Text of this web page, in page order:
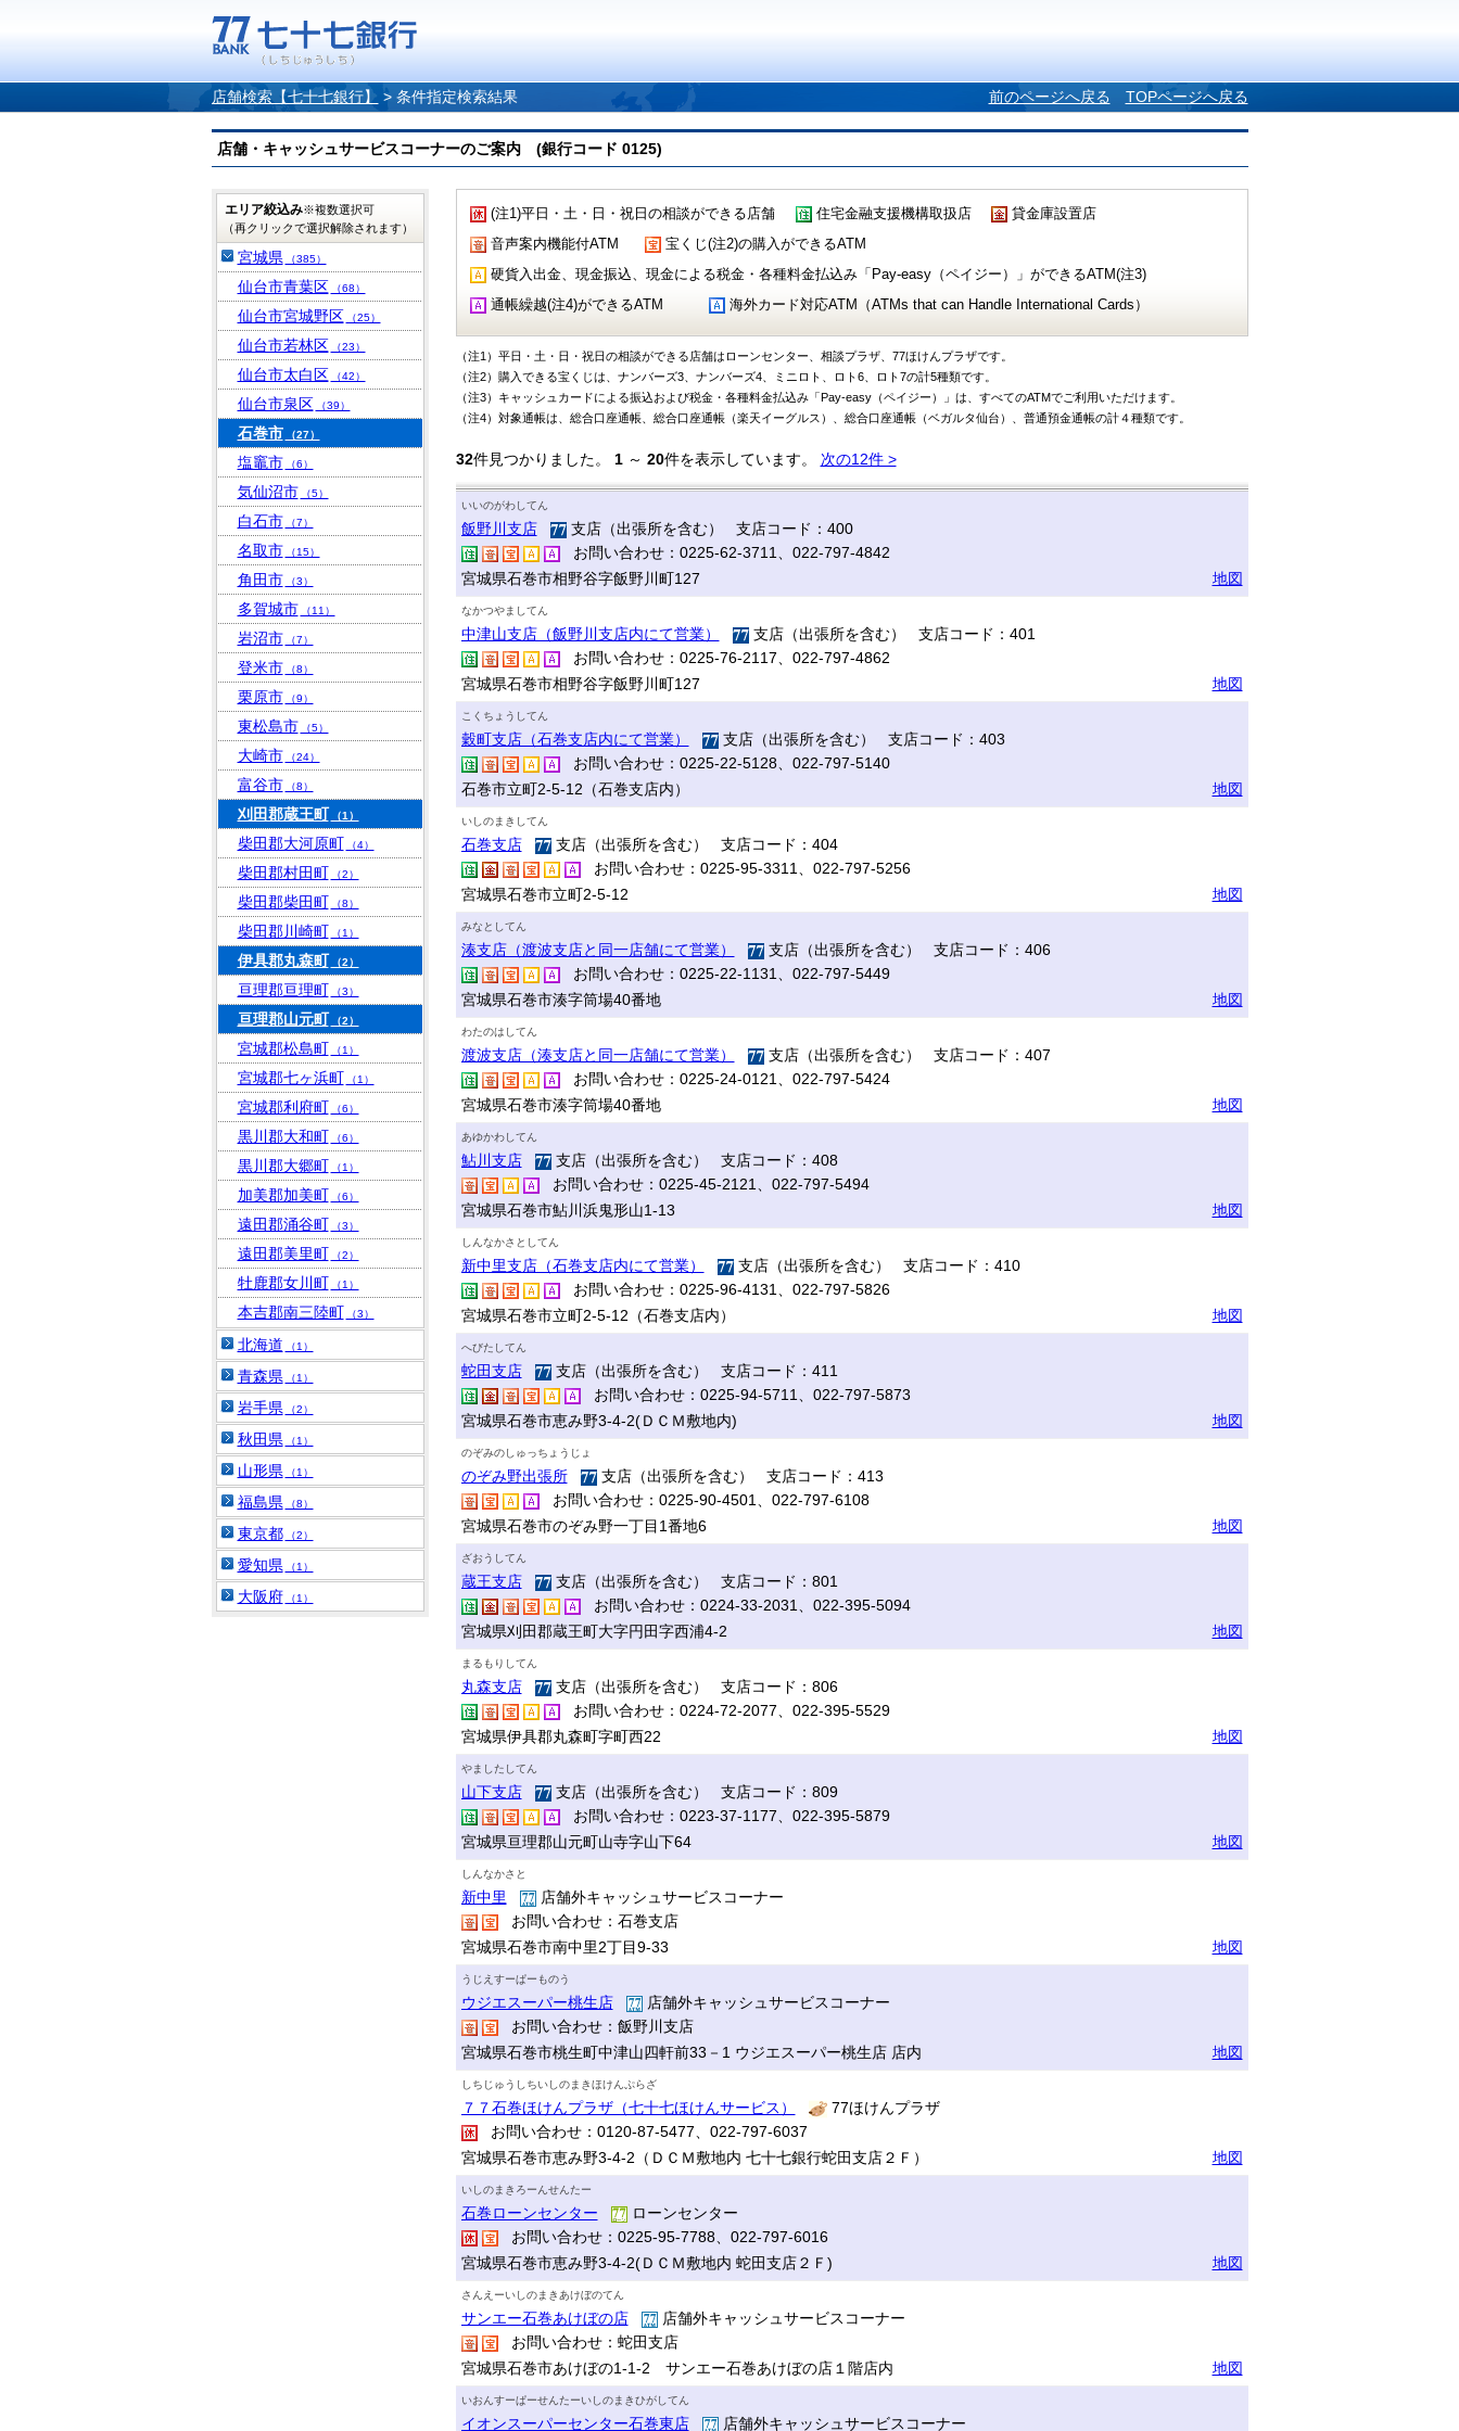
店舗検索【七十七銀行】 > 条件指定検索結果 前のページへ戻る TOPページへ戻る
店舗・キャッシュサービスコーナーのご案内 (銀行コード 0125)
(注1)平日・土・日・祝日の相談ができる店舗 住宅金融支援機構取扱店
貸金庫設置店
音声案内機能付ATM
宝くじ(注2)の購入ができるATM
硬貨入出金、現金振込、現金による税金・各種料金払込み「Pay-easy（ペイジー）」ができるATM(注3)
通帳繰越(注4)ができるATM
海外カード対応ATM（ATMs that can Handle International Cards）
（注1）平日・土・日・祝日の相談ができる店舗はローンセンター、相談プラザ、77ほけんプラザです。
（注2）購入できる宝くじは、ナンバーズ3、ナンバーズ4、ミニロト、ロト6、ロト7の計5種類です。
（注3）キャッシュカードによる振込および税金・各種料金払込み「Pay-easy（ペイジー）」は、すべてのATMでご利用いただけます。
（注4）対象通帳は、総合口座通帳、総合口座通帳（楽天イーグルス）、総合口座通帳（ベガルタ仙台）、普通預金通帳の計４種類です。
32件見つかりました。 1～ 20件を表示しています。 次の12件 >
いいのがわしてん
飯野川支店
支店（出張所を含む） 支店コード：400
お問い合わせ：0225-62-3711、022-797-4842
宮城県石巻市相野谷字飯野川町127
地図
なかつやましてん
中津山支店（飯野川支店内にて営業）
支店（出張所を含む） 支店コード：401
お問い合わせ：0225-76-2117、022-797-4862
宮城県石巻市相野谷字飯野川町127
地図
こくちょうしてん
穀町支店（石巻支店内にて営業）
支店（出張所を含む） 支店コード：403
お問い合わせ：0225-22-5128、022-797-5140
石巻市立町2-5-12（石巻支店内）
地図
いしのまきしてん
石巻支店
支店（出張所を含む） 支店コード：404
お問い合わせ：0225-95-3311、022-797-5256
宮城県石巻市立町2-5-12
地図
みなとしてん
湊支店（渡波支店と同一店舗にて営業）
支店（出張所を含む） 支店コード：406
お問い合わせ：0225-22-1131、022-797-5449
宮城県石巻市湊字筒場40番地
地図
わたのはしてん
渡波支店（湊支店と同一店舗にて営業）
支店（出張所を含む） 支店コード：407
お問い合わせ：0225-24-0121、022-797-5424
宮城県石巻市湊字筒場40番地
地図
あゆかわしてん
鮎川支店
支店（出張所を含む） 支店コード：408
お問い合わせ：0225-45-2121、022-797-5494
宮城県石巻市鮎川浜鬼形山1-13
地図
しんなかさとしてん
新中里支店（石巻支店内にて営業）
支店（出張所を含む） 支店コード：410
お問い合わせ：0225-96-4131、022-797-5826
宮城県石巻市立町2-5-12（石巻支店内）
地図
へびたしてん
蛇田支店
支店（出張所を含む） 支店コード：411
お問い合わせ：0225-94-5711、022-797-5873
宮城県石巻市恵み野3-4-2(ＤＣＭ敷地内)
地図
のぞみのしゅっちょうじょ
のぞみ野出張所
支店（出張所を含む） 支店コード：413
お問い合わせ：0225-90-4501、022-797-6108
宮城県石巻市のぞみ野一丁目1番地6
地図
ざおうしてん
蔵王支店
支店（出張所を含む） 支店コード：801
お問い合わせ：0224-33-2031、022-395-5094
宮城県刈田郡蔵王町大字円田字西浦4-2
地図
まるもりしてん
丸森支店
支店（出張所を含む） 支店コード：806
お問い合わせ：0224-72-2077、022-395-5529
宮城県伊具郡丸森町字町西22
地図
やましたしてん
山下支店
支店（出張所を含む） 支店コード：809
お問い合わせ：0223-37-1177、022-395-5879
宮城県亘理郡山元町山寺字山下64
地図
しんなかさと
新中里
店舗外キャッシュサービスコーナー
お問い合わせ：石巻支店
宮城県石巻市南中里2丁目9-33
地図
うじえすーぱーものう
ウジエスーパー桃生店
店舗外キャッシュサービスコーナー
お問い合わせ：飯野川支店
宮城県石巻市桃生町中津山四軒前33－1 ウジエスーパー桃生店 店内
地図
しちじゅうしちいしのまきほけんぷらざ
７７石巻ほけんプラザ（七十七ほけんサービス）
77ほけんプラザ
お問い合わせ：0120-87-5477、022-797-6037
宮城県石巻市恵み野3-4-2（ＤＣＭ敷地内 七十七銀行蛇田支店２Ｆ）
地図
いしのまきろーんせんたー
石巻ローンセンター
ローンセンター
お問い合わせ：0225-95-7788、022-797-6016
宮城県石巻市恵み野3-4-2(ＤＣＭ敷地内 蛇田支店２Ｆ)
地図
さんえーいしのまきあけぼのてん
サンエー石巻あけぼの店
店舗外キャッシュサービスコーナー
お問い合わせ：蛇田支店
宮城県石巻市あけぼの1-1-2 サンエー石巻あけぼの店１階店内
地図
いおんすーぱーせんたーいしのまきひがしてん
イオンスーパーセンター石巻東店 店舗外キャッシュサービスコーナー
エリア絞込み※複数選択可
（再クリックで選択解除されます）
宮城県 （385）
仙台市青葉区 （68）
仙台市宮城野区 （25）
仙台市若林区 （23）
仙台市太白区 （42）
仙台市泉区 （39）
石巻市 （27）
塩竈市 （6）
気仙沼市 （5）
白石市 （7）
名取市 （15）
角田市 （3）
多賀城市 （11）
岩沼市 （7）
登米市 （8）
栗原市 （9）
東松島市 （5）
大崎市 （24）
富谷市 （8）
刈田郡蔵王町 （1）
柴田郡大河原町 （4）
柴田郡村田町 （2）
柴田郡柴田町 （8）
柴田郡川崎町 （1）
伊具郡丸森町 （2）
亘理郡亘理町 （3）
亘理郡山元町 （2）
宮城郡松島町 （1）
宮城郡七ヶ浜町 （1）
宮城郡利府町 （6）
黒川郡大和町 （6）
黒川郡大郷町 （1）
加美郡加美町 （6）
遠田郡涌谷町 （3）
遠田郡美里町 （2）
牡鹿郡女川町 （1）
本吉郡南三陸町 （3）
北海道 （1）
青森県 （1）
岩手県 （2）
秋田県 （1）
山形県 （1）
福島県 （8）
東京都 （2）
愛知県 （1）
大阪府 （1）